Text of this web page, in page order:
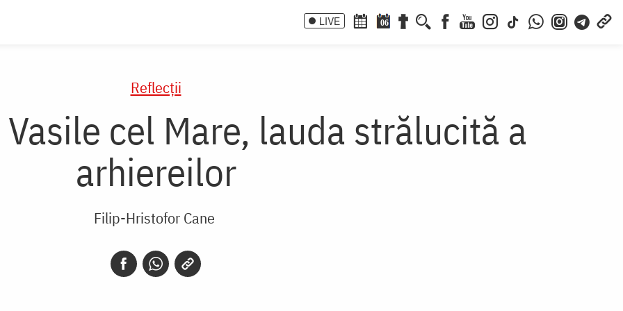
LIVE 06
Reflecții
cel Mare, lauda strălucită a
arhiereilor
Filip-Hristofor Cane